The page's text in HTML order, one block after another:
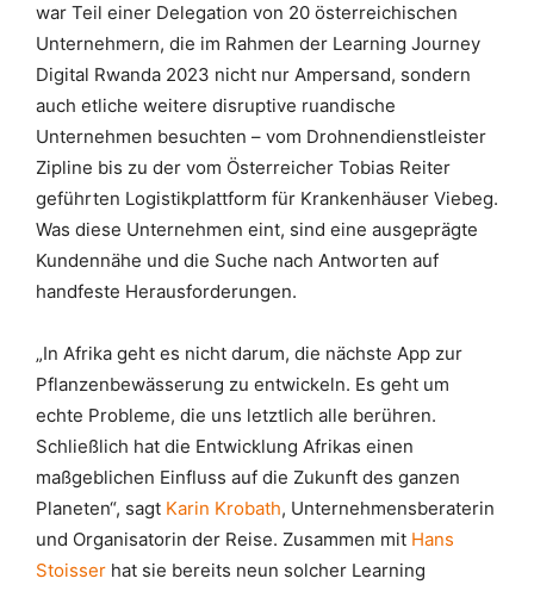
war Teil einer Delegation von 20 österreichischen
Unternehmern, die im Rahmen der Learning Journey
Digital Rwanda 2023 nicht nur Ampersand, sondern
auch etliche weitere disruptive ruandische
Unternehmen besuchten – vom Drohnendienstleister
Zipline bis zu der vom Österreicher Tobias Reiter
geführten Logistikplattform für Krankenhäuser Viebeg.
Was diese Unternehmen eint, sind eine ausgeprägte
Kundennähe und die Suche nach Antworten auf
handfeste Herausforderungen.
„In Afrika geht es nicht darum, die nächste App zur
Pflanzenbewässerung zu entwickeln. Es geht um
echte Probleme, die uns letztlich alle berühren.
Schließlich hat die Entwicklung Afrikas einen
maßgeblichen Einfluss auf die Zukunft des ganzen
Planeten“, sagt Karin Krobath, Unternehmensberaterin
und Organisatorin der Reise. Zusammen mit Hans
Stoisser hat sie bereits neun solcher Learning